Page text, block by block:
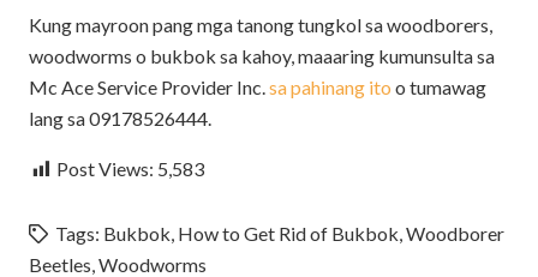
Kung mayroon pang mga tanong tungkol sa woodborers,
woodworms o bukbok sa kahoy, maaaring kumunsulta sa
Mc Ace Service Provider Inc.sa pahinang ito o tumawag
lang sa 09178526444.
Post Views: 5,583
Tags: Bukbok How to Get Rid of Bukbok ,Woodborer
Beetles Woodworms